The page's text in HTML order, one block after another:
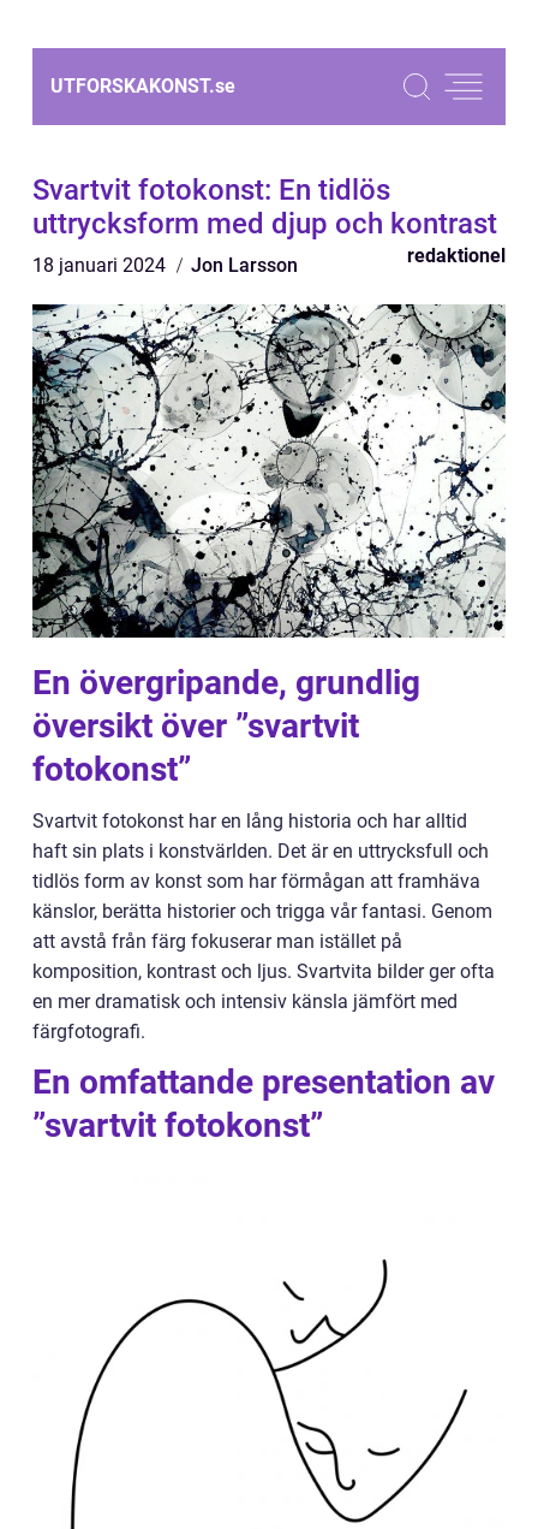
UTFORSKAKONST.se
Svartvit fotokonst: En tidlös
uttrycksform med djup och kontrast
18 januari 2024 Jon Larsson redaktionel
En övergripande, grundlig
översikt över ”svartvit
fotokonst”
Svartvit fotokonst har en lång historia och har alltid
haft sin plats i konstvärlden. Det är en uttrycksfull och
tidlös form av konst som har förmågan att framhäva
känslor, berätta historier och trigga vår fantasi. Genom
att avstå från färg fokuserar man istället på
komposition, kontrast och ljus. Svartvita bilder ger ofta
en mer dramatisk och intensiv känsla jämfört med
färgfotografi.
En omfattande presentation av
”svartvit fotokonst”